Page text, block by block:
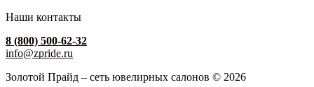
Наши контакты
8 (800) 500-62-32
info@zpride.ru
Золотой Прайд – сеть ювелирных салонов © 2026